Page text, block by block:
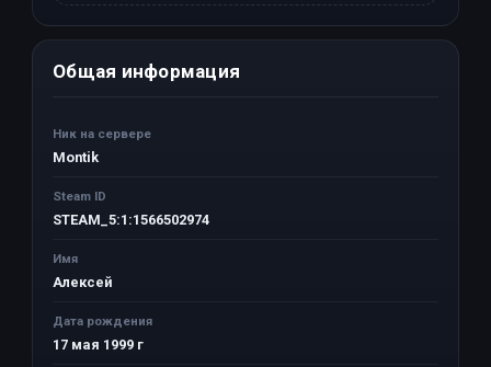
Общая информация
Ник на сервере
Montik
Steam ID
STEAM_5:1:1566502974
Имя
Алексей
Дата рождения
17 мая 1999 г